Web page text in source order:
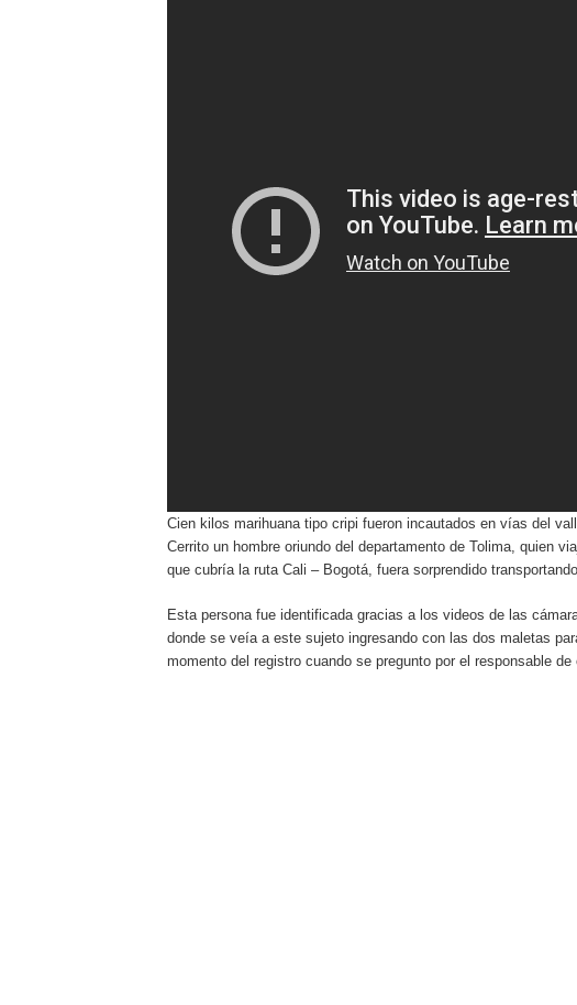
Cien kilos marihuana tipo cripi fueron incautados en vías del
Cerrito un hombre oriundo del departamento de Tolima, quien
que cubría la ruta Cali – Bogotá, fuera sorprendido
Esta persona fue identificada gracias a los videos de las
donde se veía a este sujeto ingresando con las dos maletas
momento del registro cuando se pregunto por el responsable